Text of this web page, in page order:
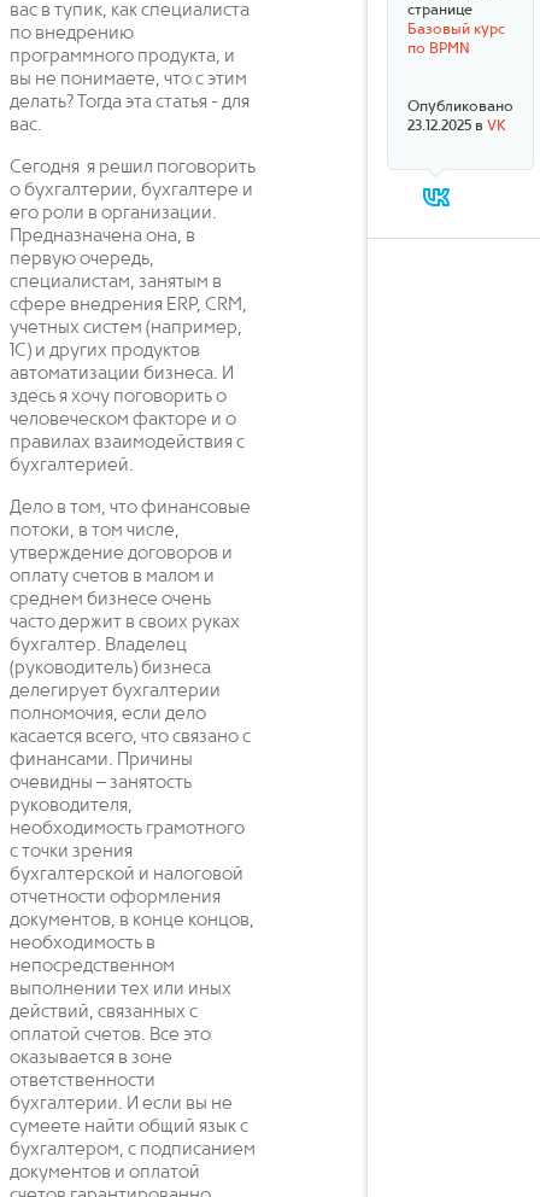
вас в тупик, как специалиста
по внедрению
программного продукта, и
вы не понимаете, что с этим
делать? Тогда эта статья - для
вас.
Сегодня я решил поговорить
о бухгалтерии, бухгалтере и
его роли в организации.
Предназначена она, в
первую очередь,
специалистам, занятым в
сфере внедрения ERP, CRM,
учетных систем (например,
1С) и других продуктов
автоматизации бизнеса. И
здесь я хочу поговорить о
человеческом факторе и о
правилах взаимодействия с
бухгалтерией.
Дело в том, что финансовые
потоки, в том числе,
утверждение договоров и
оплату счетов в малом и
среднем бизнесе очень
часто держит в своих руках
бухгалтер. Владелец
(руководитель) бизнеса
делегирует бухгалтерии
полномочия, если дело
касается всего, что связано с
финансами. Причины
очевидны – занятость
руководителя,
необходимость грамотного
с точки зрения
бухгалтерской и налоговой
отчетности оформления
документов, в конце концов,
необходимость в
непосредственном
выполнении тех или иных
действий, связанных с
оплатой счетов. Все это
оказывается в зоне
ответственности
бухгалтерии. И если вы не
сумеете найти общий язык с
бухгалтером, с подписанием
документов и оплатой
странице
Базовый курс
по BPMN
Опубликовано
23.12.2025 в VK